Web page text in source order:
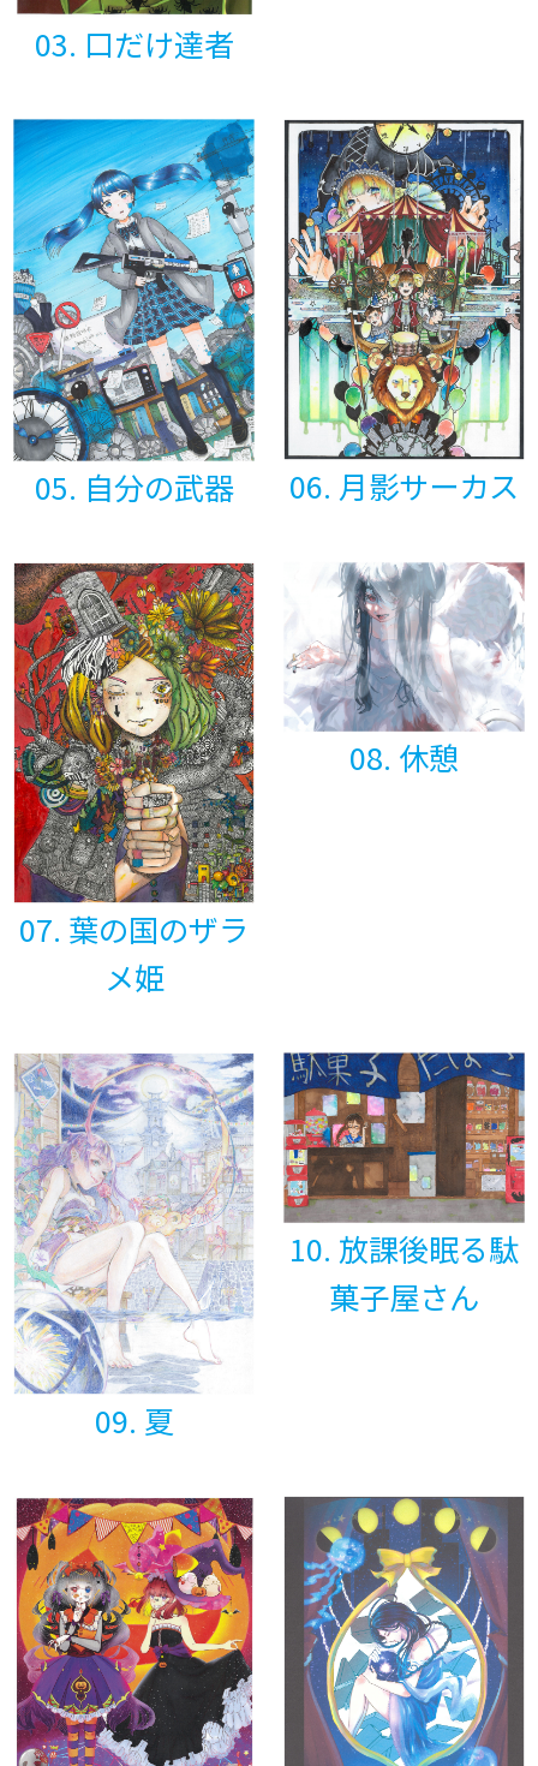
03. 口だけ達者
05. 自分の武器 06. 月影サーカス
07. 葉の国のザラ
メ姫
08. 休憩
09. 夏
10. 放課後眠る駄
菓子屋さん